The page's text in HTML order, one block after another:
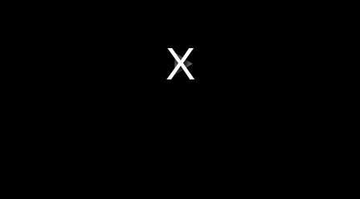
Play